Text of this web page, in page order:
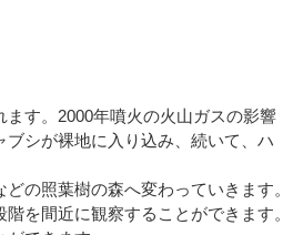
す。2000年噴火の火山ガスの影響
シが裸地に入り込み、 続いて、 ハ
の照葉樹の森へ変わっていきます。
を間近に観察すること ができます。